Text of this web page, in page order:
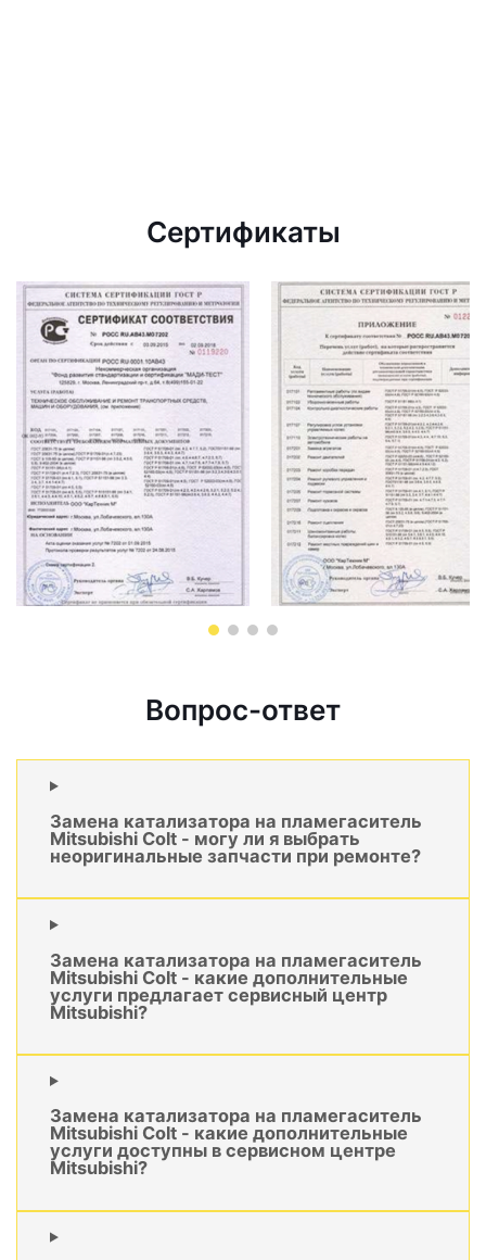
Сертификаты
Вопрос-ответ
Замена катализатора на пламегаситель
Mitsubishi Colt - могу ли я выбрать
неоригинальные запчасти при ремонте?
Замена катализатора на пламегаситель
Mitsubishi Colt - какие дополнительные
услуги предлагает сервисный центр
Mitsubishi?
Замена катализатора на пламегаситель
Mitsubishi Colt - какие дополнительные
услуги доступны в сервисном центре
Mitsubishi?